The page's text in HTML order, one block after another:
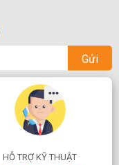
Gửi
HỖ TRỢ KỸ THUẬT